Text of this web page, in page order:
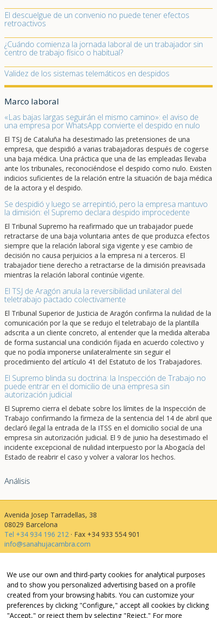
El descuelgue de un convenio no puede tener efectos
retroactivos
¿Cuándo comienza la jornada laboral de un trabajador sin
centro de trabajo físico o habitual?
Validez de los sistemas telemáticos en despidos
Marco laboral
«Las bajas largas seguirán el mismo camino»: el aviso de
una empresa por WhatsApp convierte el despido en nulo
El TSJ de Cataluña ha desestimado las pretensiones de una
empresa, que despidió a varias trabajadoras después de cogerse
una baja médica. Una práctica que una de las empleadas llevaba
ante los tribunales, reconociéndose el despido como nulo. Existen
indicios suficientes de la relación entre la situación de baja médica
de la actora y el despido.
Se despidió y luego se arrepintió, pero la empresa mantuvo
la dimisión: el Supremo declara despido improcedente
El Tribunal Supremo ha reafirmado que un trabajador puede
retractarse de una baja voluntaria antes de que produzca efectos
siempre que la relación laboral siga vigente y ese cambio de
decisión no causa perjuicios a la empresa ni a terceros. El
trabajador tiene derecho a retractarse de la dimisión preavisada
mientras la relación laboral continúe vigente.
El TSJ de Aragón anula la reversibilidad unilateral del
teletrabajo pactado colectivamente
El Tribunal Superior de Justicia de Aragón confirma la nulidad de la
comunicación por la que se redujo el teletrabajo de la plantilla
adscrita a un cliente concreto, al entender que la medida alteraba
de forma sustancial una condición fijada en acuerdo colectivo y
que no podía imponerse unilateralmente sin seguir el
procedimiento del artículo 41 del Estatuto de los Trabajadores.
El Supremo blinda su doctrina: la Inspección de Trabajo no
puede entrar en el domicilio de una empresa sin
autorización judicial
El Supremo cierra el debate sobre los límites de la Inspección de
Trabajo confirmando la firmeza de la sentencia del 14 de abril que
declaró ilegal la entrada de la ITSS en el domicilio social de una
empresa sin autorización judicial. El 9 de junio ha desestimado el
incidente excepcional de nulidad interpuesto por la Abogacía del
Estado de reabrir el caso y volver a valorar los hechos.
Análisis
Avenida Josep Tarradellas, 38
08029 Barcelona
Tel +34 934 196 212· Fax +34 933 554 901
info@sanahujacambra.com
Aviso legal
Política de privacidad
Política de cookies
Política de web i redes
Parking público: Avenida Josep Tarradellas, 38
We use our own and third-party cookies for analytical purposes
and to show you personalized advertising based on a profile
created from your browsing habits. You can customize your
preferences by clicking "Configure," accept all cookies by clicking
"Accept," or reject them by selecting "Reject." For more